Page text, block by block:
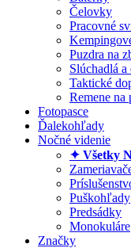
Čelovky
Pracovné
Puzdra na
Slúchadlá
Taktické
Remene na
Fotopasce
Ďalekohľady
Nočné videnie
✦ Všetky
Puškohľady
Predsádky
Monokuláre
Značky